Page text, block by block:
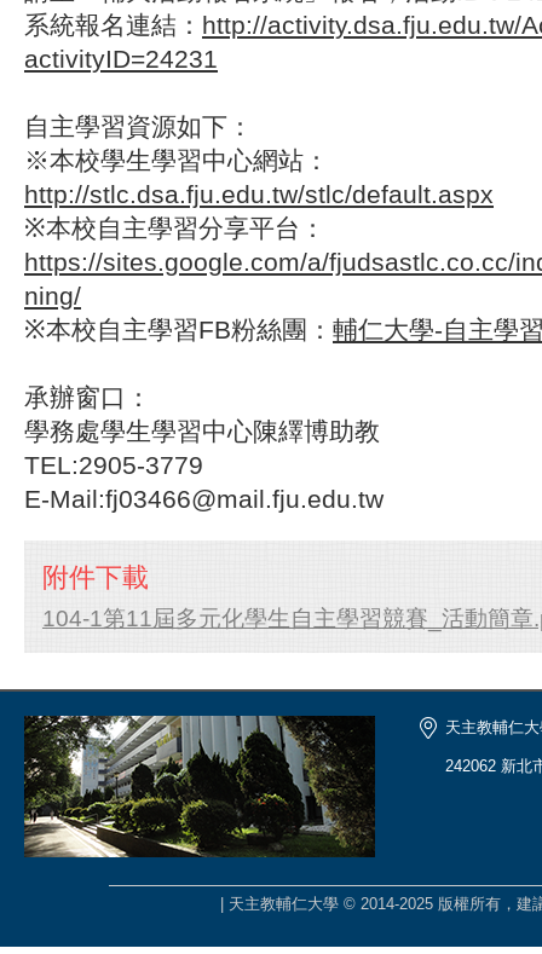
系統報名連結： http://activity.dsa.fju.edu.tw/
activityID=24231
自主學習資源如下：
※本校學生學習中心網站：
http://stlc.dsa.fju.edu.tw/stlc/default.aspx
※本校自主學習分享平台：
https://sites.google.com/a/fjudsastlc.co.cc/
ning/
※本校自主學習FB粉絲團： 輔仁大學-自主學
承辦窗口：
學務處學生學習中心陳繹博助教
TEL:2905-3779
E-Mail:fj03466@mail.fju.edu.tw
附件下載
104-1第11屆多元化學生自主學習競賽_活動簡章
天主教輔仁
242062 新北
| 天主教輔仁大學 © 2014-2025 版權所有，